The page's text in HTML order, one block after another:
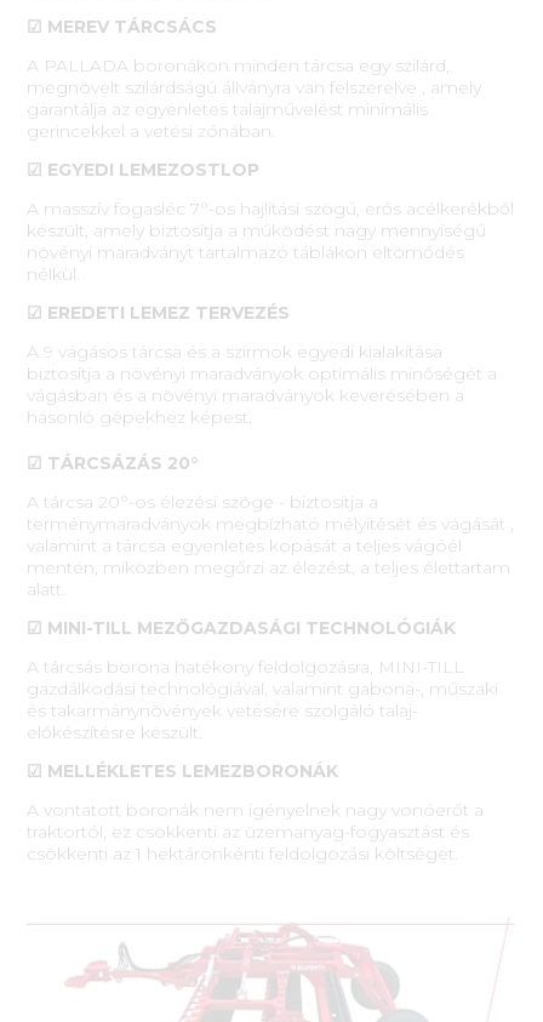
☑ MEREV TÁRCSÁCS
A PALLADA boronákon minden tárcsa egy szilárd,
megnövelt szilárdságú állványra van felszerelve , amely
garantálja az egyenletes talajművelést minimális
gerincekkel a vetési zónában.
☑ EGYEDI LEMEZOSTLOP
A masszív fogasléc 7°-os hajlítási szögű, erős acélkerékből
készült, amely biztosítja a működést nagy mennyiségű
növényi maradványt tartalmazó táblákon eltömődés
nélkül.
☑ EREDETI LEMEZ TERVEZÉS
A 9 vágásos tárcsa és a szirmok egyedi kialakítása
biztosítja a növényi maradványok optimális minőségét a
vágásban és a növényi maradványok keverésében a
hasonló gépekhez képest.
☑ TÁRCSÁZÁS 20°
A tárcsa 20°-os élezési szöge - biztosítja a
terménymaradványok megbízható mélyítését és vágását ,
valamint a tárcsa egyenletes kopását a teljes vágóél
mentén, miközben megőrzi az élezést, a teljes élettartam
alatt.
☑ MINI-TILL MEZŐGAZDASÁGI TECHNOLÓGIÁK
A tárcsás borona hatékony feldolgozásra, MINI-TILL
gazdálkodási technológiával, valamint gabona-, műszaki
és takarmánynövények vetésére szolgáló talaj-
előkészítésre készült.
☑ MELLÉKLETES LEMEZBORONÁK
A vontatott boronák nem igényelnek nagy vonóerőt a
traktortól, ez csökkenti az üzemanyag-fogyasztást és
csökkenti az 1 hektáronkénti feldolgozási költséget.